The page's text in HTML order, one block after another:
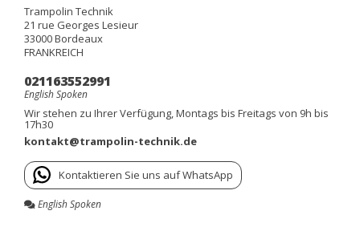
Trampolin Technik
21 rue Georges Lesieur
33000Bordeaux
FRANKREICH
021163552991
English Spoken
Wir stehen zu Ihrer Verfügung, Montags bis Freitags von 9h bis
17h30
kontakt@trampolin-technik.de
Kontaktieren Sie uns auf WhatsApp
English Spoken